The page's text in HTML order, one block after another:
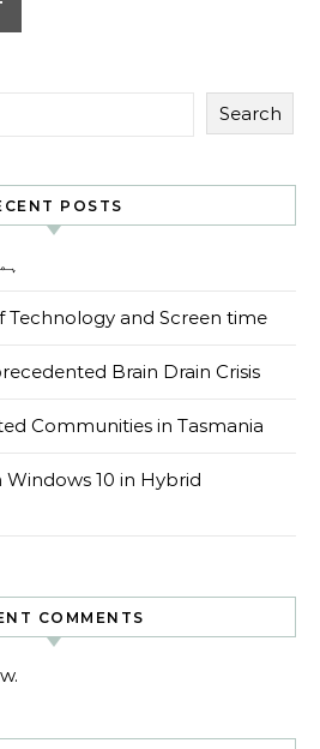
Search
POSTS
Technology and Screen time
Brain Drain Crisis
Communities in Tasmania
10 in Hybrid
COMMENTS